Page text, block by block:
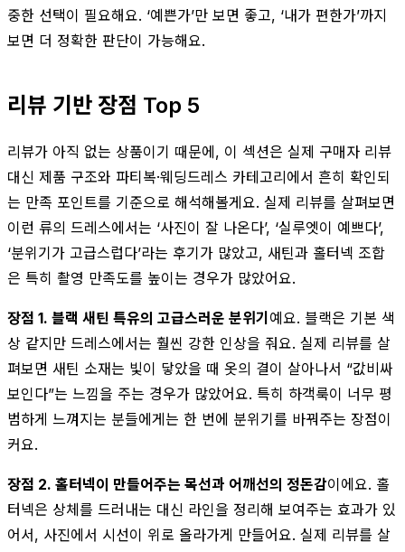
중한 선택이 필요해요. ‘예쁜가’만 보면 좋고, ‘내가 편한가’까지
보면 더 정확한 판단이 가능해요.
리뷰 기반 장점 Top 5
리뷰가 아직 없는 상품이기 때문에, 이 섹션은 실제 구매자 리뷰
대신 제품 구조와 파티복·웨딩드레스 카테고리에서 흔히 확인되
는 만족 포인트를 기준으로 해석해볼게요. 실제 리뷰를 살펴보면
이런 류의 드레스에서는 ‘사진이 잘 나온다’, ‘실루엣이 예쁘다’,
‘분위기가 고급스럽다’라는 후기가 많았고, 새틴과 홀터넥 조합
은 특히 촬영 만족도를 높이는 경우가 많았어요.
장점 1. 블랙 새틴 특유의 고급스러운 분위기 예요. 블랙은 기본 색
상 같지만 드레스에서는 훨씬 강한 인상을 줘요. 실제 리뷰를 살
펴보면 새틴 소재는 빛이 닿았을 때 옷의 결이 살아나서 “값비싸
보인다”는 느낌을 주는 경우가 많았어요. 특히 하객룩이 너무 평
범하게 느껴지는 분들에게는 한 번에 분위기를 바꿔주는 장점이
커요.
장점 2. 홀터넥이 만들어주는 목선과 어깨선의 정돈감이에요. 홀
터넥은 상체를 드러내는 대신 라인을 정리해 보여주는 효과가 있
어서, 사진에서 시선이 위로 올라가게 만들어요. 실제 리뷰를 살